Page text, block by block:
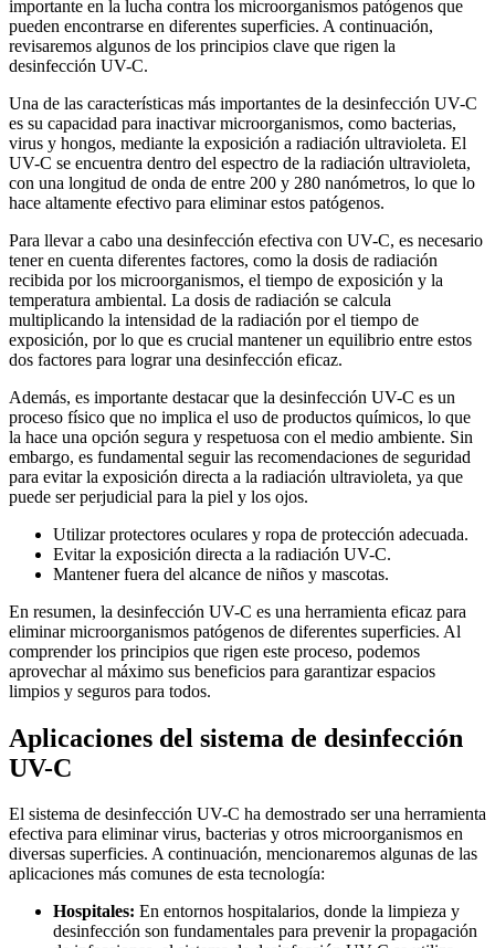
importante en la lucha contra los microorganismos patógenos que
pueden encontrarse en diferentes superficies. A continuación,
revisaremos algunos de los principios clave que rigen la
desinfección UV-C.
Una de las características más importantes de la desinfección UV-C
es su capacidad para inactivar microorganismos, como bacterias,
virus y hongos, mediante la exposición a radiación ultravioleta. El
UV-C se encuentra dentro del espectro de la radiación ultravioleta,
con una longitud de onda de entre 200 y 280 nanómetros, lo que lo
hace altamente efectivo para eliminar estos patógenos.
Para llevar a cabo una desinfección efectiva con UV-C, es necesario
tener en cuenta diferentes factores, como la dosis de radiación
recibida por los microorganismos, el tiempo de exposición y la
temperatura ambiental. La dosis de radiación se calcula
multiplicando la intensidad de la radiación por el tiempo de
exposición, por lo que es crucial mantener un equilibrio entre estos
dos factores para lograr una desinfección eficaz.
Además, es importante destacar que la desinfección UV-C es un
proceso físico que no implica el uso de productos químicos, lo que
la hace una opción segura y respetuosa con el medio ambiente. Sin
embargo, es fundamental seguir las recomendaciones de seguridad
para evitar la exposición directa a la radiación ultravioleta, ya que
puede ser perjudicial para la piel y los ojos.
Utilizar protectores oculares y ropa de protección adecuada.
Evitar la exposición directa a la radiación UV-C.
Mantener fuera del alcance de niños y mascotas.
En resumen, la desinfección UV-C es una herramienta eficaz para
eliminar microorganismos patógenos de diferentes superficies. Al
comprender los principios que rigen este proceso, podemos
aprovechar al máximo sus beneficios para garantizar espacios
limpios y seguros para todos.
Aplicaciones del sistema de desinfección
UV-C
El sistema de desinfección UV-C ha demostrado ser una herramienta
efectiva para eliminar virus, bacterias y otros microorganismos en
diversas superficies. A continuación, mencionaremos algunas de las
aplicaciones más comunes de esta tecnología:
Hospitales: En entornos hospitalarios, donde la limpieza y
desinfección son fundamentales para prevenir la propagación